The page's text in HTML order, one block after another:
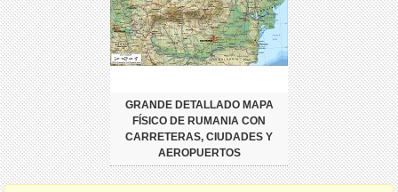
GRANDE DETALLADO MAPA
FÍSICO DE RUMANIA CON
CARRETERAS, CIUDADES Y
AEROPUERTOS